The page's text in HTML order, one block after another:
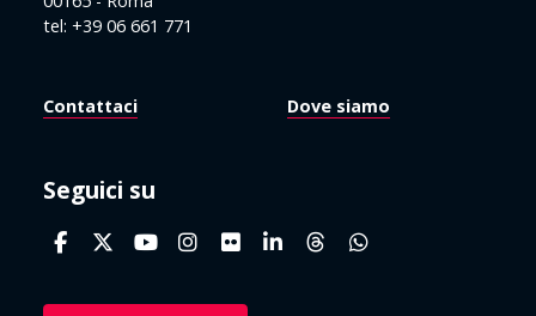
tel: +39 06 661 771
Contattaci Dove siamo
Seguici su